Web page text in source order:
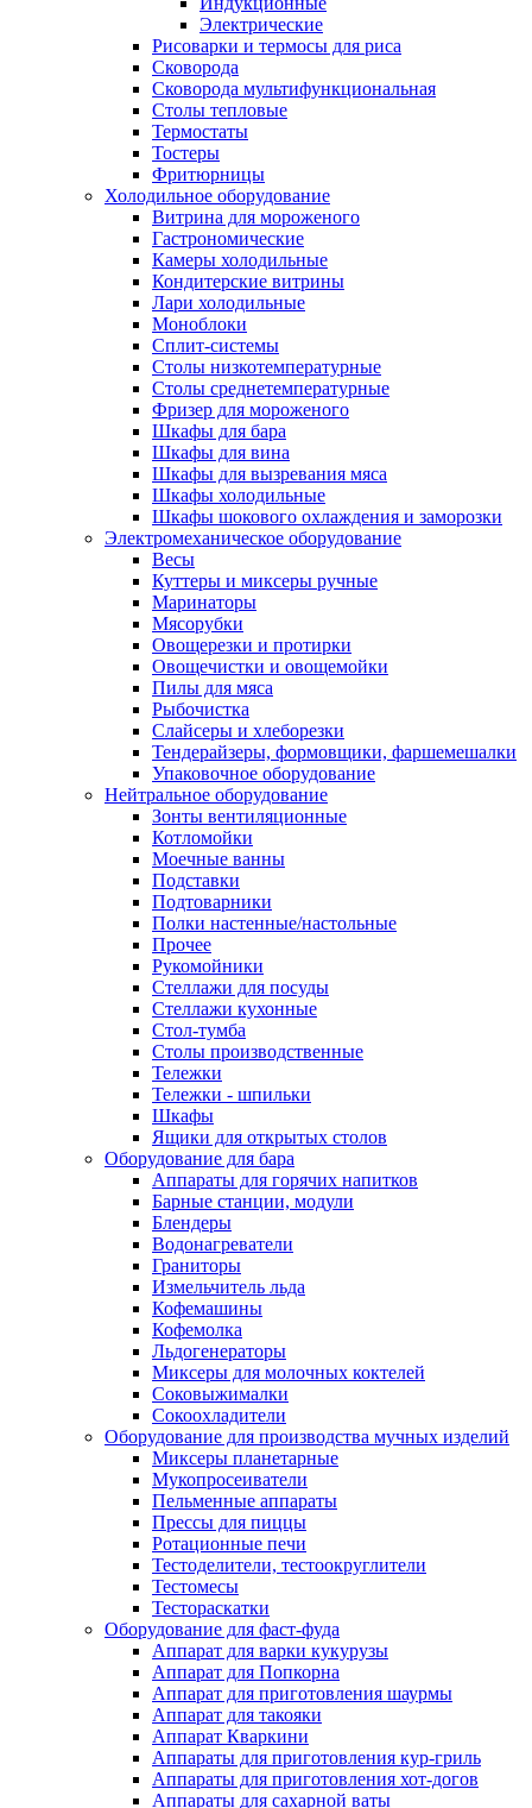
Электрические
Рисоварки и термосы для риса
Сковорода
Сковорода мультифункциональная
Столы тепловые
Термостаты
Тостеры
Фритюрницы
Холодильное оборудование
Витрина для мороженого
Гастрономические
Камеры холодильные
Кондитерские витрины
Лари холодильные
Моноблоки
Сплит-системы
Столы низкотемпературные
Столы среднетемпературные
Фризер для мороженого
Шкафы для бара
Шкафы для вина
Шкафы для вызревания мяса
Шкафы холодильные
Шкафы шокового охлаждения и заморозки
Электромеханическое оборудование
Весы
Куттеры и миксеры ручные
Маринаторы
Мясорубки
Овощерезки и протирки
Овощечистки и овощемойки
Пилы для мяса
Рыбочистка
Слайсеры и хлеборезки
Тендерайзеры, формовщики, фаршемешалки
Упаковочное оборудование
Нейтральное оборудование
Зонты вентиляционные
Котломойки
Моечные ванны
Подставки
Подтоварники
Полки настенные/настольные
Прочее
Рукомойники
Стеллажи для посуды
Стеллажи кухонные
Стол-тумба
Столы производственные
Тележки
Тележки - шпильки
Шкафы
Ящики для открытых столов
Оборудование для бара
Аппараты для горячих напитков
Барные станции, модули
Блендеры
Водонагреватели
Граниторы
Измельчитель льда
Кофемашины
Кофемолка
Льдогенераторы
Миксеры для молочных коктелей
Соковыжималки
Сокоохладители
Оборудование для производства мучных изделий
Миксеры планетарные
Мукопросеиватели
Пельменные аппараты
Прессы для пиццы
Ротационные печи
Тестоделители, тестоокруглители
Тестомесы
Тестораскатки
Оборудование для фаст-фуда
Аппарат для варки кукурузы
Аппарат для Попкорна
Аппарат для приготовления шаурмы
Аппарат для такояки
Аппарат Кваркини
Аппараты для приготовления кур-гриль
Аппараты для приготовления хот-догов
Аппараты для сахарной ваты